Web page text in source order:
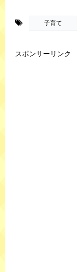
子育て
スポンサーリンク